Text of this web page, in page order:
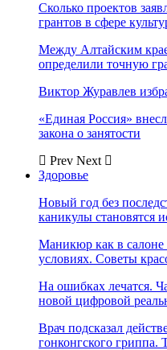
Сколько проектов
грантов в сфере
Между Алтайским
определили точную
Виктор Журавлев
«Единая Россия»
закона о занятости
Prev Next
Здоровье
Новый год без
каникулы становятся
Маникюр как в
условиях. Советы
На ошибках лечатся.
новой цифровой
Врач подсказал
гонконгского